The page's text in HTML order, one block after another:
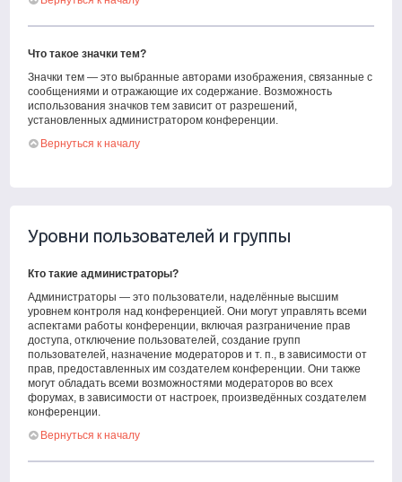
Что такое значки тем?
Значки тем — это выбранные авторами изображения, связанные с
сообщениями и отражающие их содержание. Возможность
использования значков тем зависит от разрешений,
установленных администратором конференции.
Вернуться к началу
Уровни пользователей и группы
Кто такие администраторы?
Администраторы — это пользователи, наделённые высшим
уровнем контроля над конференцией. Они могут управлять всеми
аспектами работы конференции, включая разграничение прав
доступа, отключение пользователей, создание групп
пользователей, назначение модераторов и т. п., в зависимости от
прав, предоставленных им создателем конференции. Они также
могут обладать всеми возможностями модераторов во всех
форумах, в зависимости от настроек, произведённых создателем
конференции.
Вернуться к началу